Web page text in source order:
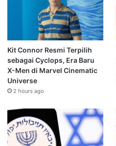
Kit Connor Resmi Terpilih
sebagai Cyclops, Era Baru
X-Men di Marvel Cinematic
Universe
2 hours ago